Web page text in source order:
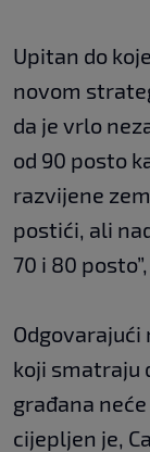
Upitan do
novom
da je vrlo
od 90 posto
razvijene
postići, ali
70 i 80
koji smatraju
građana
cijepljen je,